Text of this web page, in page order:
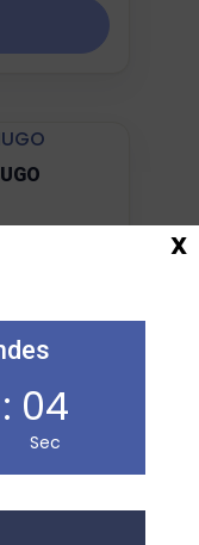
: 04
Sec
X